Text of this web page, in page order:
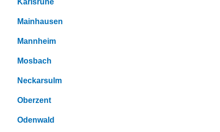
Karlsruhe
Mainhausen
Mannheim
Mosbach
Neckarsulm
Oberzent
Odenwald